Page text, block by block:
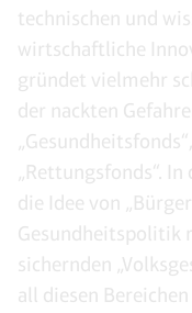
technischen und
wirtschaftliche
gründet vielmehr
der nackten
„Rettungsfonds“.
die Idee von
Gesundheitspolitik
sichernden
all diesen